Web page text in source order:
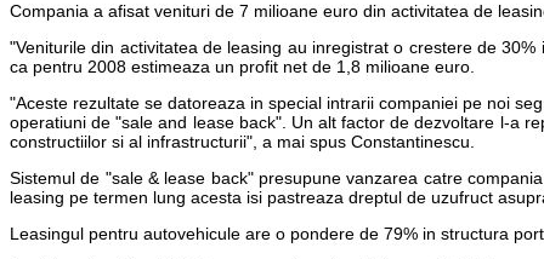
Compania a afisat venituri de 7 milioane euro din activitatea de
"Veniturile din activitatea de leasing au inregistrat o crestere de
ca pentru 2008 estimeaza un profit net de 1,8 milioane euro.
"Aceste rezultate se datoreaza in special intrarii companiei pe noi
operatiuni de "sale and lease back". Un alt factor de dezvoltare l-a
constructiilor si al infrastructurii", a mai spus Constantinescu.
Sistemul de "sale & lease back" presupune vanzarea catre
leasing pe termen lung acesta isi pastreaza dreptul de uzufruct
Leasingul pentru autovehicule are o pondere de 79% in structura